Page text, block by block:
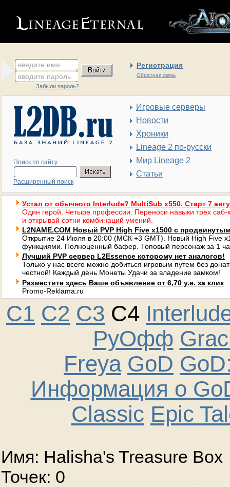
введите имя Регистрация
Обратная связь
введите пароль
Забыли пароль?
Поиск по сайту
Расширенный поиск
Игровые серверы
Новости
Хроники
Lineage 2 по-русски
Мир Lineage 2
Статьи
Устал от обычного Interlude? MultiSub x550. Старт 7
Один герой. Четыре профессии. Переноси навыки трёх саб-
и открывай сотни комбинаций умений.
L2NAME.COM Новый PVP High Five x1500 с
Открытие 24 Июля в 20:00 (МСК +3 GMT). Новый High Five
функциями. Полноценный бафер. Топовый персонаж за 1
Лучший PVP сервер L2Essence которому нет аналогов!
Только у нас всего можно добиться игровым путем без
честной! Каждый день Монеты Удачи за владение замком!
Разместите здесь Ваше объявление от 6,70 у.е. за клик
Promo-Reklama.ru
C1 C2 C3 C4
РуОфф
Freya GoD
Информация о
Classic Epic
Имя: Halisha's Treasure Box
Точек: 0